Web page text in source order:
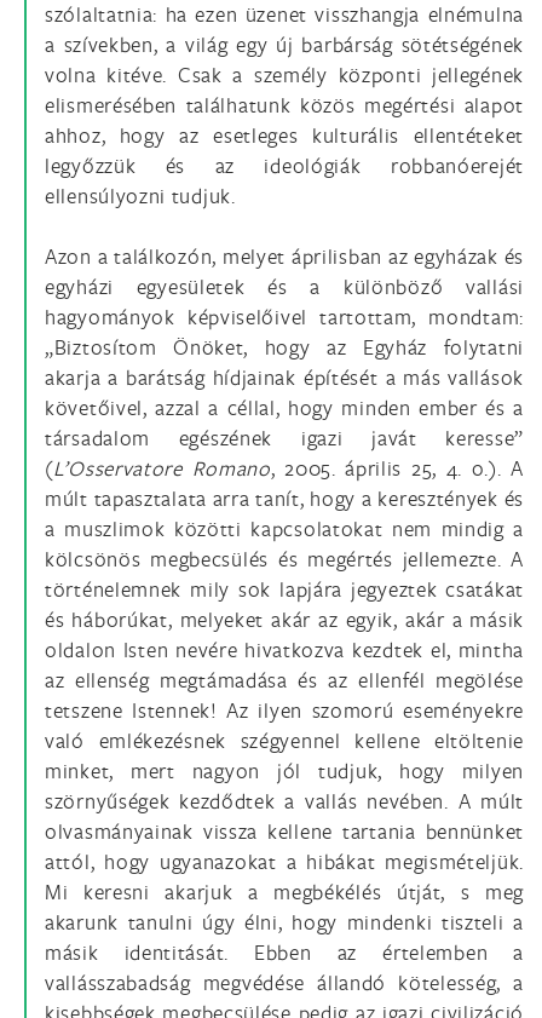
szólaltatnia: ha ezen üzenet visszhangja elnémulna
a szívekben, a világ egy új barbárság sötétségének
volna kitéve. Csak a személy központi jellegének
elismerésében találhatunk közös megértési alapot
ahhoz, hogy az esetleges kulturális ellentéteket
legyőzzük és az ideológiák robbanóerejét
ellensúlyozni tudjuk.
Azon a találkozón, melyet áprilisban az egyházak és
egyházi egyesületek és a különböző vallási
hagyományok képviselőivel tartottam, mondtam:
„Biztosítom Önöket, hogy az Egyház folytatni
akarja a barátság hídjainak építését a más vallások
követőivel, azzal a céllal, hogy minden ember és a
társadalom egészének igazi javát keresse”
(L’Osservatore Romano, 2005. április 25, 4. o.). A
múlt tapasztalata arra tanít, hogy a keresztények és
a muszlimok közötti kapcsolatokat nem mindig a
kölcsönös megbecsülés és megértés jellemezte. A
történelemnek mily sok lapjára jegyeztek csatákat
és háborúkat, melyeket akár az egyik, akár a másik
oldalon Isten nevére hivatkozva kezdtek el, mintha
az ellenség megtámadása és az ellenfél megölése
tetszene Istennek! Az ilyen szomorú eseményekre
való emlékezésnek szégyennel kellene eltöltenie
minket, mert nagyon jól tudjuk, hogy milyen
szörnyűségek kezdődtek a vallás nevében. A múlt
olvasmányainak vissza kellene tartania bennünket
attól, hogy ugyanazokat a hibákat megismételjük.
Mi keresni akarjuk a megbékélés útját, s meg
akarunk tanulni úgy élni, hogy mindenki tiszteli a
másik identitását. Ebben az értelemben a
vallásszabadság megvédése állandó kötelesség, a